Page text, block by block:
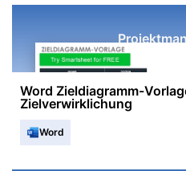
Word Zieldiagramm-
Zielverwirklichung
Word